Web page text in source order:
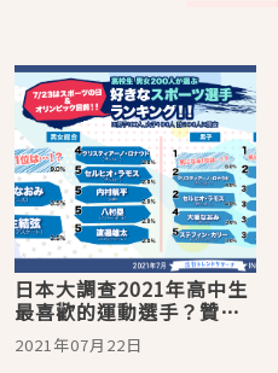
日本大調查2021年高中生
最喜歡的運動選手？贊成
奧運舉辦嗎？
2021年07月22日